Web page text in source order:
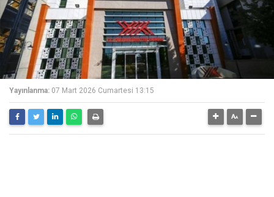
Yayınlanma: 07 Mart 2026 Cumartesi 13:15